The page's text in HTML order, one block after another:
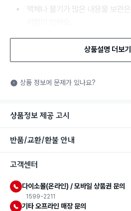
식품용 기구: 식품위생법에서 정
는 식품첨가물에 사용할 수 있는
상품설명 더보기
상품 정보에 문제가 있나요?
상품정보 제공 고시
반품/교환/환불 안내
고객센터
다이소몰(온라인) / 모바일 상품권 문의
1599-2211
기타 오프라인 매장 문의